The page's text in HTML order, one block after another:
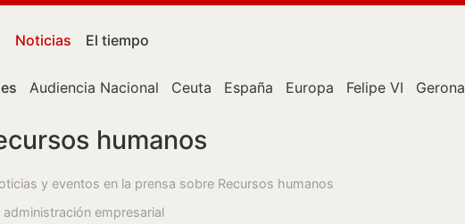
Noticias El tiempo
Audiencia Nacional Ceuta España Europa Felipe VI Gerona
humanos
y eventos en la prensa sobre Recursos humanos
administración empresarial